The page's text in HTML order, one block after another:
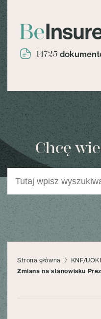
14725
Chcę
Strona główna
KNF/
Zmiana na stanowisku